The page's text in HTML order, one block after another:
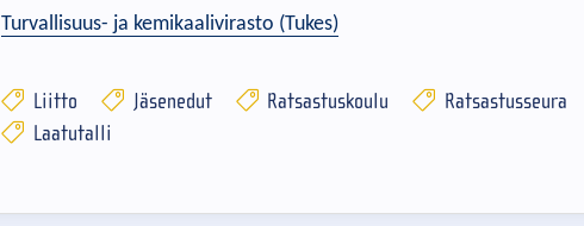
Turvallisuus- ja kemikaalivirasto (Tukes)
Liitto Jäsenedut Ratsastuskoulu Ratsastusseura
Laatutalli